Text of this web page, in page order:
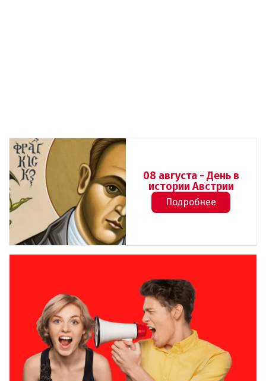
08 августа - День в
истории Австрии
Подробнее